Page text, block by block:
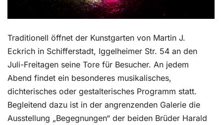
Traditionell öffnet der Kunstgarten von Martin J.
Eckrich in Schifferstadt, Iggelheimer Str. 54 an den
Juli-Freitagen seine Tore für Besucher. An jedem
Abend findet ein besonderes musikalisches,
dichterisches oder gestalterisches Programm statt.
Begleitend dazu ist in der angrenzenden Galerie die
Ausstellung „Begegnungen“ der beiden Brüder Harald